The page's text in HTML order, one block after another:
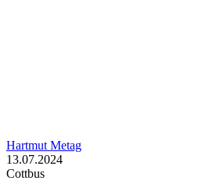
Hartmut Metag
13.07.2024
Cottbus